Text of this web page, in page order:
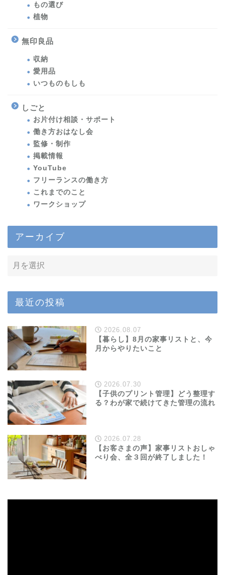
もの選び
植物
無印良品
収納
愛用品
いつものもしも
しごと
お片付け相談・サポート
働き方おはなし会
監修・制作
掲載情報
YouTube
フリーランスの働き方
これまでのこと
ワークショップ
アーカイブ
最近の投稿
2026.08.07
【暮らし】8月の家事リストと、今
月からやりたいこと
2026.07.30
【子供のプリント管理】どう整理す
る？わが家で続けてきた管理の流れ
2026.07.28
【お客さまの声】家事リストおしゃ
べり会、全３回が終了しました！